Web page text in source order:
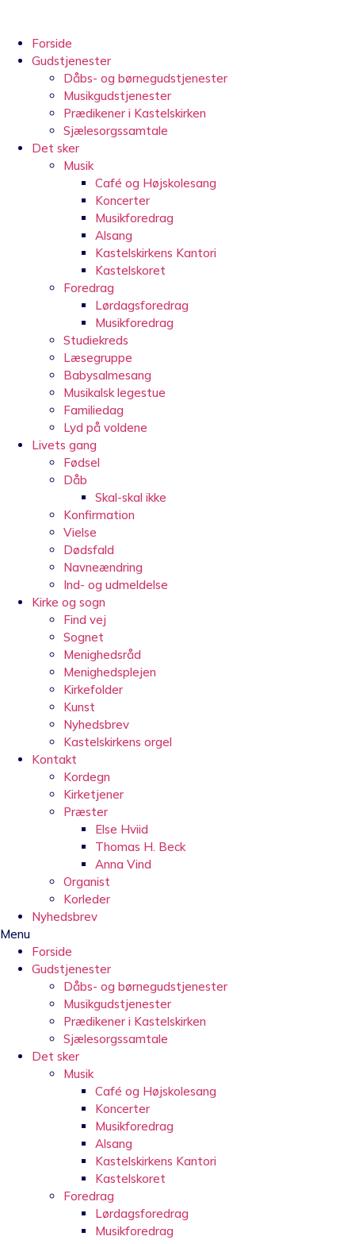
indholdForside
Gudstjenester
Dåbs- og børnegudstjenester
Musikgudstjenester
Prædikener i Kastelskirken
Sjælesorgssamtale
Det sker
Musik
Café og Højskolesang
Koncerter
Musikforedrag
Alsang
Kastelskirkens Kantori
Kastelskoret
Foredrag
Lørdagsforedrag
Musikforedrag
Studiekreds
Læsegruppe
Babysalmesang
Musikalsk legestue
Familiedag
Lyd på voldene
Livets gang
Fødsel
Dåb
Skal-skal ikke
Konfirmation
Vielse
Dødsfald
Navneændring
Ind- og udmeldelse
Kirke og sogn
Find vej
Sognet
Menighedsråd
Menighedsplejen
Kirkefolder
Kunst
Nyhedsbrev
Kastelskirkens orgel
Kontakt
Kordegn
Kirketjener
Præster
Else Hviid
Thomas H. Beck
Anna Vind
Organist
Korleder
Nyhedsbrev
Menu
Forside
Gudstjenester
Dåbs- og børnegudstjenester
Musikgudstjenester
Prædikener i Kastelskirken
Sjælesorgssamtale
Det sker
Musik
Café og Højskolesang
Koncerter
Musikforedrag
Alsang
Kastelskirkens Kantori
Kastelskoret
Foredrag
Lørdagsforedrag
Musikforedrag